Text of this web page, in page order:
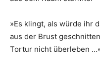
»Es klingt, als würde ihr
aus der Brust
Tortur nicht überleben